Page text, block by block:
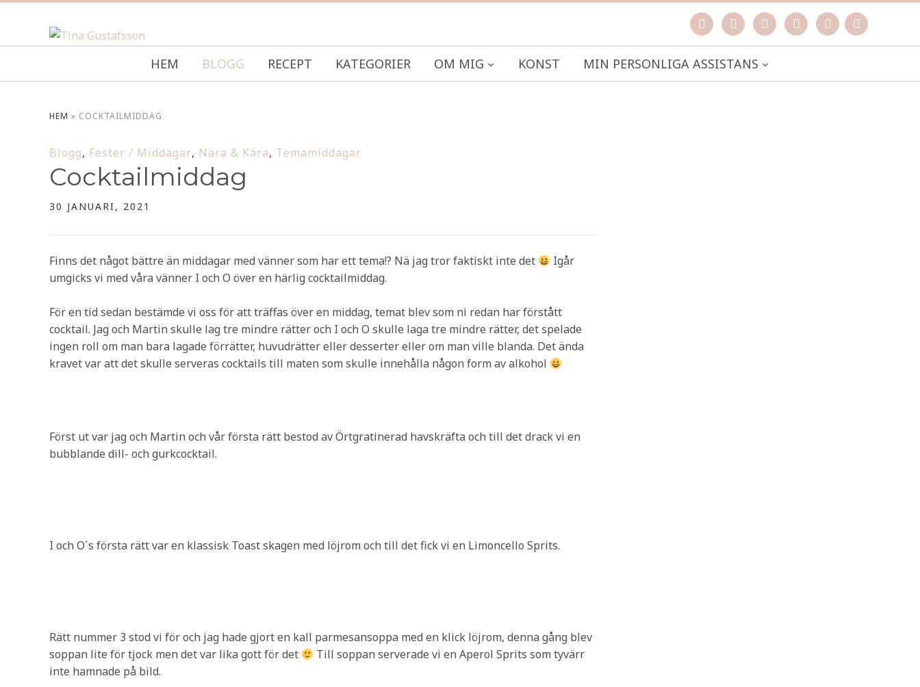
facebookinstagrampinterestspotifymail search
HEM BLOGG RECEPT KATEGORIER OM MIG KONST MIN PERSONLIGA ASSISTANS
HEM » COCKTAILMIDDAG
Blogg, Fester / Middagar, Nära & Kära, Temamiddagar
Cocktailmiddag
30 JANUARI, 2021
Finns det något bättre än middagar med vänner som har ett tema!? Nä jag tror faktiskt inte det
Igår
umgicks vi med våra vänner I och O över en härlig cocktailmiddag.
För en tid sedan bestämde vi oss för att träffas över en middag, temat blev som ni redan har förstått
cocktail. Jag och Martin skulle lag tre mindre rätter och I och O skulle laga tre mindre rätter, det spelade
ingen roll om man bara lagade förrätter, huvudrätter eller desserter eller om man ville blanda. Det ända
kravet var att det skulle serveras cocktails till maten som skulle innehålla någon form av alkohol
Först ut var jag och Martin och vår första rätt bestod av Örtgratinerad havskräfta och till det drack vi en
bubblande dill- och gurkcocktail.
I och O´s första rätt var en klassisk Toast skagen med löjrom och till det fick vi en Limoncello Sprits.
Rätt nummer 3 stod vi för och jag hade gjort en kall parmesansoppa med en klick löjrom, denna gång blev
soppan lite för tjock men det var lika gott för det
Till soppan serverade vi en Aperol Sprits som tyvärr
inte hamnade på bild.